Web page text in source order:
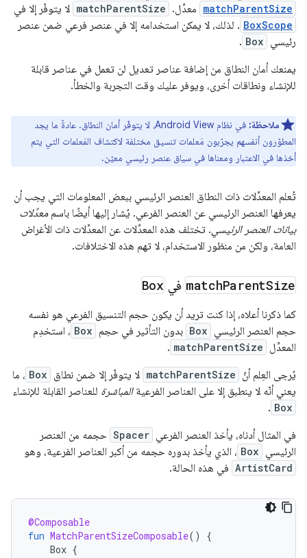
matchParentSize معدِّل. matchParentSize لا يتوفّر إلا في
BoxScope . لذلك، لا يمكن استخدامه إلا في عنصر فرعي ضمن عنصر
رئيسي Box
.
يمنعك أمان النطاق من إضافة عناصر تعديل لن تعمل في عناصر قابلة
للإنشاء ونطاقات أخرى، ويوفر عليك وقت التجربة والخطأ.
ملاحظة:
في نظام Android View، لا يتوفّر أمان النطاق. عادةً ما يجد
المطوّرون أنفسهم يجرّبون مَعلمات تنسيق مختلفة لاكتشاف المَعلمات التي يتم
أخذها في الاعتبار ومعناها في سياق عنصر رئيسي معيّن.
تُعلم المعدِّلات ذات النطاق العنصر الرئيسي ببعض المعلومات التي يجب أن
يعرفها العنصر الرئيسي عن العنصر الفرعي. يُشار إليها أيضًا باسم معدِّلات
بيانات العنصر الرئيسي. تختلف هذه المعدِّلات عن المعدِّلات ذات الأغراض
العامة، ولكن من منظور الاستخدام، لا تهم هذه الاختلافات.
matchParentSize في Box
كما ذكرنا أعلاه، إذا كنت تريد أن يكون حجم التنسيق الفرعي هو نفسه
حجم العنصر الرئيسي Box بدون التأثير في حجم Box ، استخدِم
المعدِّل matchParentSize
.
يُرجى العِلم أنّ matchParentSize لا يتوفّر إلا ضمن نطاق Box ، ما
يعني أنّه لا ينطبق إلا على العناصر الفرعيةالمباشرة للعناصر القابلة للإنشاء
Box
.
في المثال أدناه، يأخذ العنصر الفرعي Spacer حجمه من العنصر
الرئيسي Box ، الذي يأخذ بدوره حجمه من أكبر العناصر الفرعية، وهو
ArtistCard في هذه الحالة.
@Composable
fun MatchParentSizeComposable()
{
Box {